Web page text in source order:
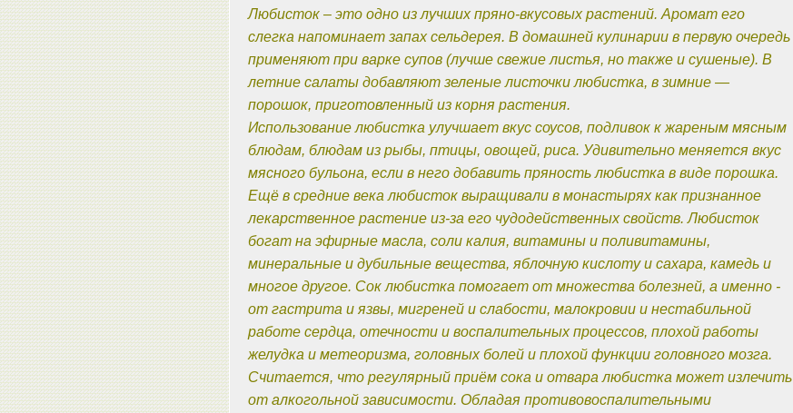
Любисток – это одно из лучших пряно-вкусовых растений. Аромат его
слегка напоминает запах сельдерея. В домашней кулинарии в первую очередь
применяют при варке супов (лучше свежие листья, но также и сушеные). В
летние салаты добавляют зеленые листочки любистка, в зимние —
порошок, приготовленный из корня растения.
Использование любистка улучшает вкус соусов, подливок к жареным мясным
блюдам, блюдам из рыбы, птицы, овощей, риса. Удивительно меняется вкус
мясного бульона, если в него добавить пряность любистка в виде порошка.
Ещё в средние века любисток выращивали в монастырях как признанное
лекарственное растение из-за его чудодейственных свойств. Любисток
богат на эфирные масла, соли калия, витамины и поливитамины,
минеральные и дубильные вещества, яблочную кислоту и сахара, камедь и
многое другое. Сок любистка помогает от множества болезней, а именно -
от гастрита и язвы, мигреней и слабости, малокровии и нестабильной
работе сердца, отечности и воспалительных процессов, плохой работы
желудка и метеоризма, головных болей и плохой функции головного мозга.
Считается, что регулярный приём сока и отвара любистка может излечить
от алкогольной зависимости. Обладая противовоспалительными